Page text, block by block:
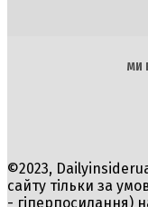
МИ
©2023,
сайту тільки за
- гіперпосилання)